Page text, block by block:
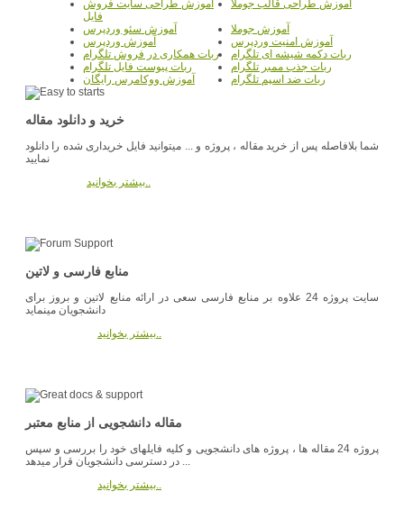
آموزش طراحی قالب جوملا
آموزش طراحی سایت فروش
فایل
آموزش جوملا
آموزش سئو وردپرس
آموزش امنیت وردپرس
آموزش وردپرس
ربات دکمه شیشه ای تلگرام
ربات همکاری در فروش تلگرام
ربات جذب ممبر تلگرام
ربات پیوست فایل تلگرام
ربات ضد اسپم تلگرام
آموزش ووکامرس رایگان
خرید و دانلود مقاله
شما بلافاصله پس از خرید مقاله ، پروژه و ... میتوانید فایل خریداری شده را دانلود
نمایید
بیشتر بخوانید..
منابع فارسی و لاتین
سایت پروژه 24 علاوه بر منابع فارسی سعی در ارائه منابع لاتین و بروز برای
دانشجویان مینماید
بیشتر بخوانید..
مقاله دانشجویی از منابع معتبر
پروژه 24 مقاله ها ، پروژه های دانشجویی و کلیه فایلهای خود را بررسی و سپس
در دسترسی دانشجویان قرار میدهد ...
بیشتر بخوانید..